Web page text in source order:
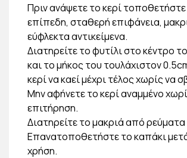
Πριν ανάψετε το κερί
επίπεδη, σταθερή επιφάνεια,
εύφλεκτα αντικείμενα.
Διατηρείτε το φυτίλι στο κέντρο
και το μήκος του τουλάχιστον
κερί να καεί μέχρι τέλος χωρίς να
Μην αφήνετε το κερί αναμμένο
επιτήρηση.
Διατηρείτε το μακριά από
Επανατοποθετήστε το καπάκι
χρήση.